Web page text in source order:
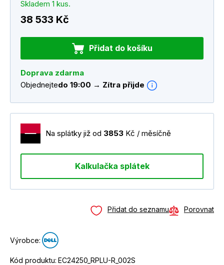
Skladem 1 kus.
38 533 Kč
Přidat do košíku
Doprava zdarma
Objednejtedo 19:00 → Zítra přijde
Na splátky již od 3853 Kč / měsíčně
Kalkulačka splátek
Přidat do seznamu Porovnat
Výrobce:
Kód produktu: EC24250_RPLU-R_002S